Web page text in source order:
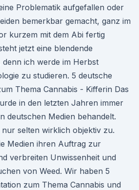
Problematik aufgefallen oder
bemerkbar gemacht, ganz im
kurzem mit dem Abi fertig
jetzt eine blendende
ich werde im Herbst
zu studieren. 5 deutsche
Thema Cannabis - Kifferin Das
in den letzten Jahren immer
deutschen Medien behandelt.
selten wirklich objektiv zu.
Medien ihren Auftrag zur
verbreiten Unwissenheit und
von Weed. Wir haben 5
zum Thema Cannabis und